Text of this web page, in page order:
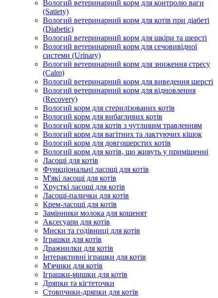
Вологий ветеринарний корм для контролю ваги
(Satiety)
Вологий ветеринарний корм для котів при діабеті
(Diabetic)
Вологий ветеринарний корм для шкіри та шерсті
Вологий ветеринарний корм для сечовивідної
системи (Urinary)
Вологий ветеринарний корм для зниження стресу
(Calm)
Вологий ветеринарний корм для виведення шерсті
Вологий ветеринарний корм для відновлення
(Recovery)
Вологий корм для стерилізованих котів
Вологий корм для вибагливих котів
Вологий корм для котів з чутливим травленням
Вологий корм для вагітних та лактуючих кішок
Вологий корм для довгошерстих котів
Вологий корм для котів, що живуть у приміщенні
Ласощі для котів
Функціональні ласощі для котів
М'які ласощі для котів
Хрусткі ласощі для котів
Ласощі-палички для котів
Крем-ласощі для котів
Замінники молока для кошенят
Аксесуари для котів
Миски та годівниці для котів
Іграшки для котів
Дражнилки для котів
Інтерактивні іграшки для котів
М'ячики для котів
Іграшки-мишки для котів
Дряпки та кігтеточки
Стовпчики-дряпки для котів